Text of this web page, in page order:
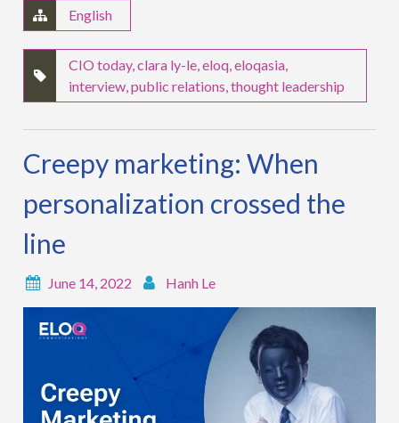
English
CIO today,clara ly-le ,eloq ,eloqasia
interview ,public relations ,thought leadership
Creepy marketing: When
personalization crossed the
line
June 14, 2022 Hanh Le